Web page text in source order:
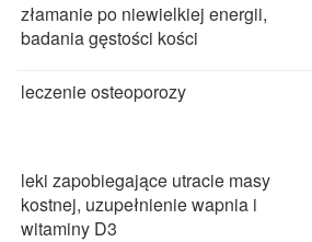
złamanie po niewielkiej energii,
badania gęstości kości
leczenie osteoporozy
leki zapobiegające utracie masy
kostnej, uzupełnienie wapnia i
witaminy D3